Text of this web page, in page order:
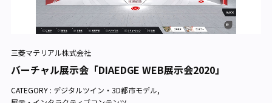
三菱マテリアル株式会社
バーチャル展示会「DIAEDGE WEB展示会2020」
CATEGORY : デジタルツイン・3D都市モデル,